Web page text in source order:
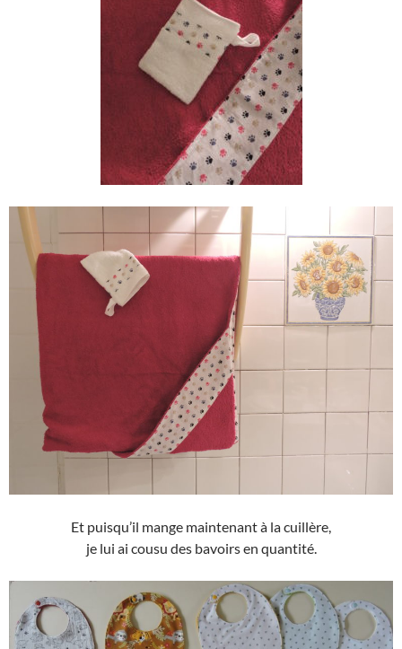
Et puisqu’il mange maintenant à la cuillère,
je lui ai cousu des bavoirs en quantité.